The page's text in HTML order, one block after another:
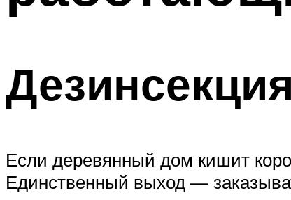
Дезинсекция
Если деревянный дом кишит
Единственный выход —